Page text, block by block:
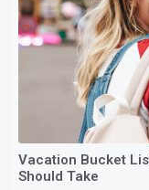
Vacation Bucket
Should Take